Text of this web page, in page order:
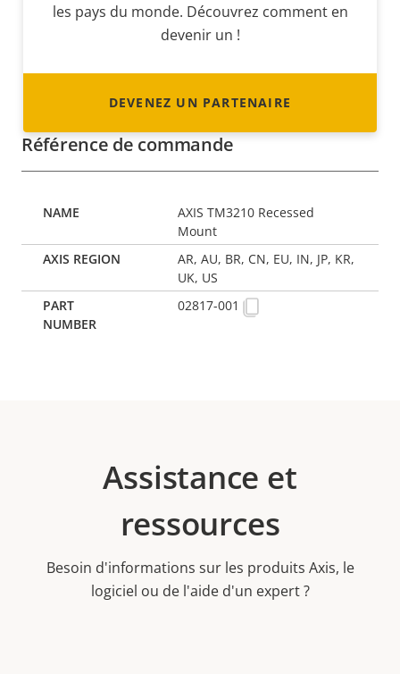
les pays du monde. Découvrez comment en
devenir un !
DEVENEZ UN PARTENAIRE
Référence de commande
AXIS TM3210 Recessed
Mount
AR, AU, BR, CN, EU, IN, JP, KR,
UK, US
02817-001
Assistance et
ressources
Besoin d'informations sur les produits Axis, le
logiciel ou de l'aide d'un expert ?